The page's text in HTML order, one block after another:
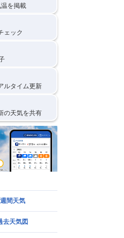
を掲載
ェック
ルタイム更新
の天気を共有
間天気
去天気図